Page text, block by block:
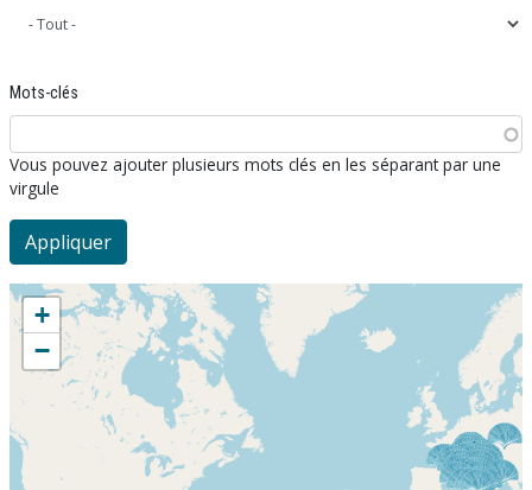
Mots-clés
Vous pouvez ajouter plusieurs mots clés en les séparant par une
virgule
+
−